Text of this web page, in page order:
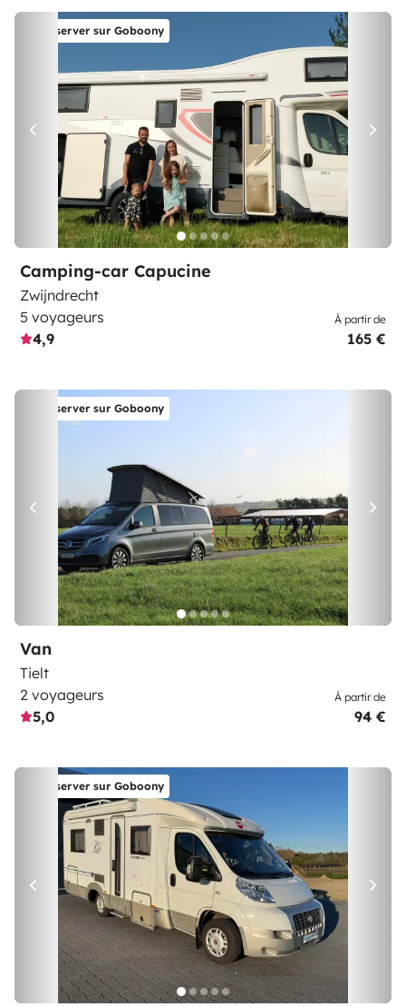
Réserver sur Goboony
Camping-car Capucine
Zwijndrecht
5 voyageurs
4,9
À partir de
165 €
Réserver sur Goboony
Van
Tielt
2 voyageurs
5,0
À partir de
94 €
Réserver sur Goboony